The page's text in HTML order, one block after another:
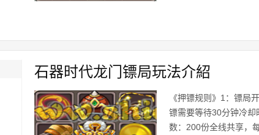
石器时代龙门镖局玩法介紹
《押镖规则》1：镖局
镖需要等待30分钟冷
数：200份全线共享，